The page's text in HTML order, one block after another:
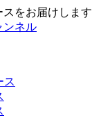
をお届けします
ンネル
ス